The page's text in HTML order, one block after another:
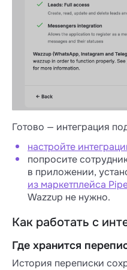
Готово — интеграция
настройте
попросите
в приложении,
из маркетплейса
Wazzup не нужно.
Как работать с
Где хранится
История переписки